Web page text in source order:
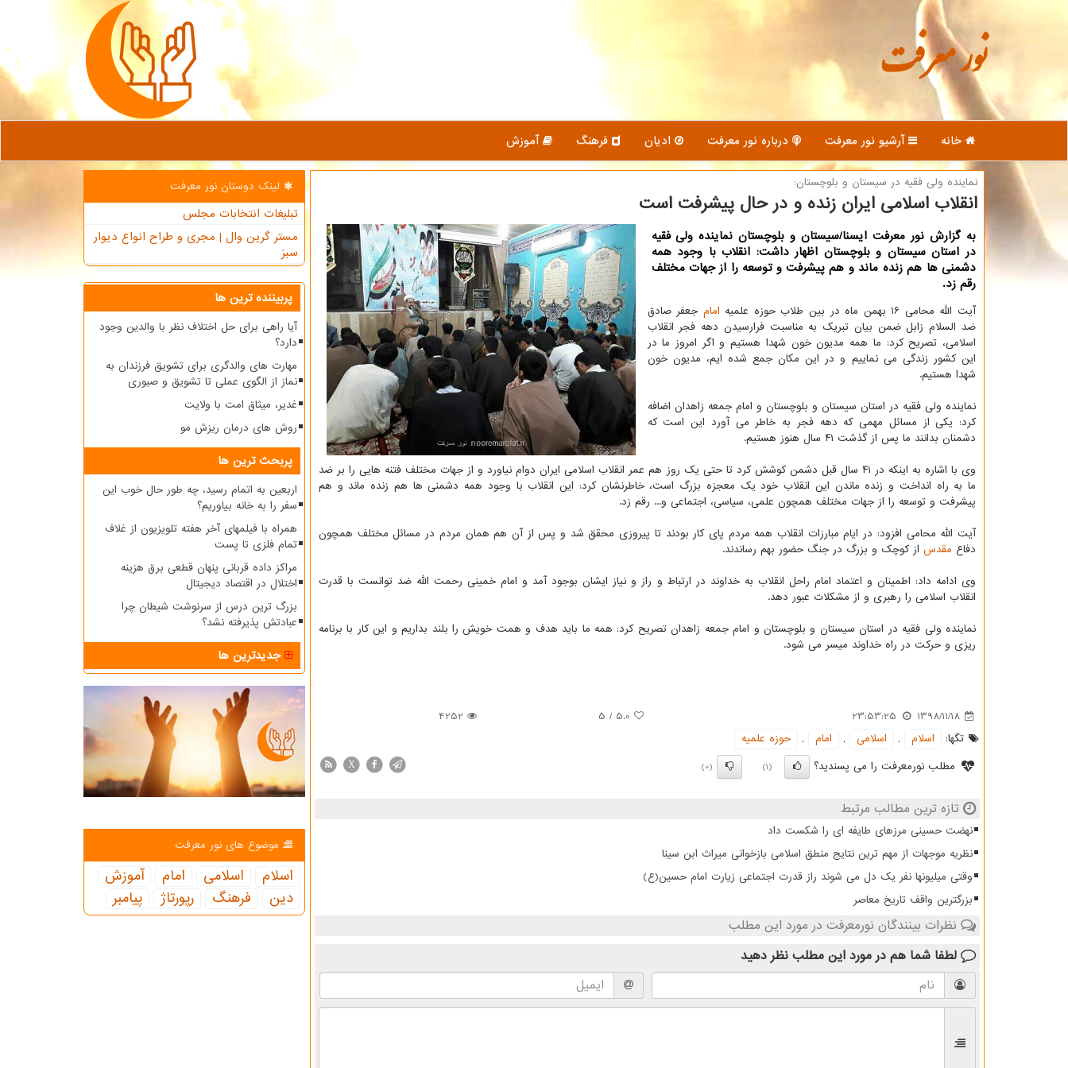
نور معرفت
خانه آرشیو نور معرفت درباره نور معرفت ادیان فرهنگ آموزش
نماینده ولی فقیه در سیستان و بلوچستان:
انقلاب اسلامی ایران زنده و در حال پیشرفت است
به گزارش نور معرفت ایسنا/سیستان و بلوچستان نماینده ولی فقیه
در استان سیستان و بلوچستان اظهار داشت: انقلاب با وجود همه
دشمنی ها هم زنده ماند و هم پیشرفت و توسعه را از جهات مختلف
رقم زد.
آیت الله محامی ۱۶ بهمن ماه در بین طلاب حوزه علمیه امام جعفر صادق
ضد السلام زابل ضمن بیان تبریك به مناسبت فرارسیدن دهه فجر انقلاب
اسلامی، تصریح كرد: ما همه مدیون خون شهدا هستیم و اگر امروز ما در
این كشور زندگی می نماییم و در این مكان جمع شده ایم، مدیون خون
شهدا هستیم.
نماینده ولی فقیه در استان سیستان و بلوچستان و امام جمعه زاهدان اضافه
كرد: یكی از مسائل مهمی كه دهه فجر به خاطر می آورد این است كه
دشمنان بدانند ما پس از گذشت ۴۱ سال هنوز هستیم.
وی با اشاره به اینكه در ۴۱ سال قبل دشمن كوشش كرد تا حتی یك روز هم عمر انقلاب اسلامی ایران دوام نیاورد و از جهات مختلف فتنه هایی را بر ضد
ما به راه انداخت و زنده ماندن این انقلاب خود یك معجزه بزرگ است، خاطرنشان كرد: این انقلاب با وجود همه دشمنی ها هم زنده ماند و هم
پیشرفت و توسعه را از جهات مختلف همچون علمی، سیاسی، اجتماعی و... رقم زد.
آیت الله محامی افزود: در ایام مبارزات انقلاب همه مردم پای كار بودند تا پیروزی محقق شد و پس از آن هم همان مردم در مسائل مختلف همچون
دفاع مقدس از كوچك و بزرگ در جنگ حضور بهم رساندند.
وی ادامه داد: اطمینان و اعتماد امام راحل انقلاب به خداوند در ارتباط و راز و نیاز ایشان بوجود آمد و امام خمینی رحمت الله ضد توانست با قدرت
انقلاب اسلامی را رهبری و از مشكلات عبور دهد.
نماینده ولی فقیه در استان سیستان و بلوچستان و امام جمعه زاهدان تصریح كرد: همه ما باید هدف و همت خویش را بلند بداریم و این كار با برنامه
ریزی و حركت در راه خداوند میسر می شود.
1398/11/18
23:53:25
5.0
/
5
4252
تگها:
اسلام , اسلامی , امام ,
حوزه علمیه
مطلب نورمعرفت را می پسندید؟
(1)
(0)
X
تازه ترین مطالب مرتبط
نهضت حسینی مرزهای طایفه ای را شکست داد
نظریه موجهات از مهم ترین نتایج منطق اسلامی بازخوانی میراث ابن سینا
وقتی میلیونها نفر یک دل می شوند راز قدرت اجتماعی زیارت امام حسین(ع)
بزرگترین واقف تاریخ معاصر
نظرات بینندگان نورمعرفت در مورد این مطلب
لطفا شما هم در مورد این مطلب نظر دهید
لینک دوستان نور معرفت
تبلیغات انتخابات مجلس
مستر گرین وال | مجری و طراح انواع دیوار
سبز
پربیننده ترین ها
آیا راهی برای حل اختلاف نظر با والدین وجود
دارد؟
مهارت های والدگری برای تشویق فرزندان به
نماز از الگوی عملی تا تشویق و صبوری
غدیر، میثاق امت با ولایت
روش های درمان ریزش مو
پربحث ترین ها
اربعین به اتمام رسید، چه طور حال خوب این
سفر را به خانه بیاوریم؟
همراه با فیلمهای آخر هفته تلویزیون از غلاف
تمام فلزی تا پست
مراکز داده قربانی پنهان قطعی برق هزینه
اختلال در اقتصاد دیجیتال
بزرگ ترین درس از سرنوشت شیطان چرا
عبادتش پذیرفته نشد؟
جدیدترین ها
موضوع های نور معرفت
اسلام اسلامی امام
آموزش
دین
فرهنگ رپورتاژ پیامبر